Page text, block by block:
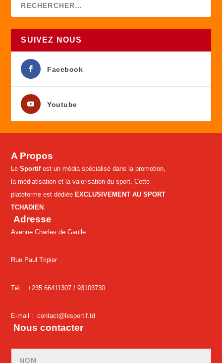
SUIVEZ NOUS
Facebook
Youtube
A Propos
LeSportifest un média spécialisé dans la promotion,
la médiatisation et la valorisation du sport. Cette
plateforme est dédiéeEXCLUSIVEMENT AU SPORT
TCHADIEN
Adresse
Avenue Charles de Gaulle
Rue Paul Tripier
Tél. : +235 66411307 /93103730
E-mail :contact@lesportif.td
Nous contacter